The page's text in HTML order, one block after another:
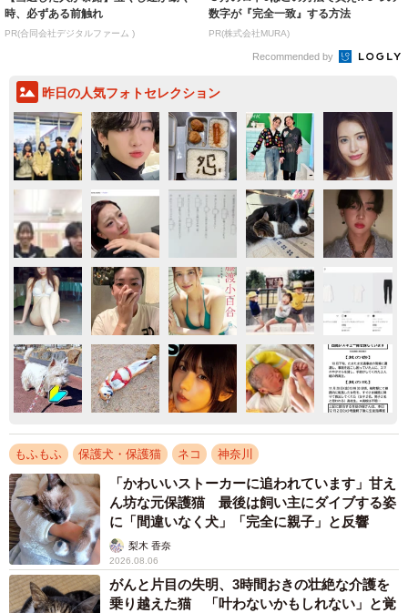
時、必ずある前触れ
PR(合同会社デジタルファーム )
数字が『完全一致』する方法
PR(株式会社MURA)
Recommended by
昨日の人気フォトセレクション
もふもふ 保護犬・保護猫 ネコ 神奈川
「かわいいストーカーに追われています」甘え
ん坊な元保護猫 最後は飼い主にダイブする姿
に「間違いなく犬」「完全に親子」と反響
梨木 香奈
2026.08.06
がんと片目の失明、3時間おきの壮絶な介護を
乗り越えた猫 「叶わないかもしれない」と覚